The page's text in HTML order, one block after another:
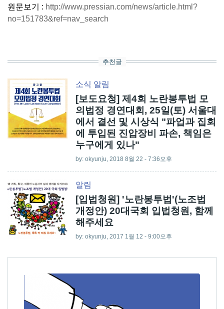
원문보기 : http://www.pressian.com/news/article.html?
no=151783&ref=nav_search
추천글
소식 알림
[보도요청] 제4회 노란봉투법 모
의법정 경연대회, 25일(토) 서울대
에서 결선 및 시상식 "파업과 집회
에 투입된 진압장비 파손, 책임은
누구에게 있나"
by: okyunju, 2018 8월 22 - 7:36오후
알림
[입법청원] '노란봉투법'(노조법
개정안) 20대국회 입법청원, 함께
해주세요
by: okyunju, 2017 1월 12 - 9:00오후